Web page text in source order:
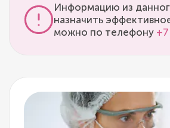
Информацию из
назначить
можно по телефону